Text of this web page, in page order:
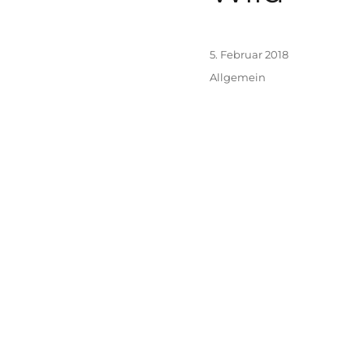
Veröffentlicht
am
5. Februar 2018
Kategorien
Allgemein